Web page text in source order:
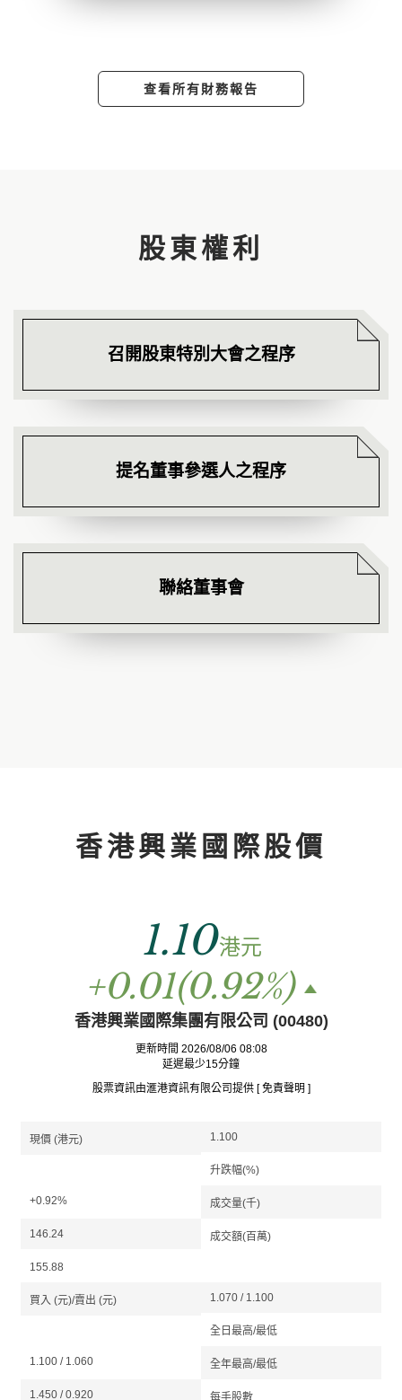
查看所有財務報告
股東權利
召開股東特別大會之程序
提名董事參選人之程序
聯絡董事會
香港興業國際股價